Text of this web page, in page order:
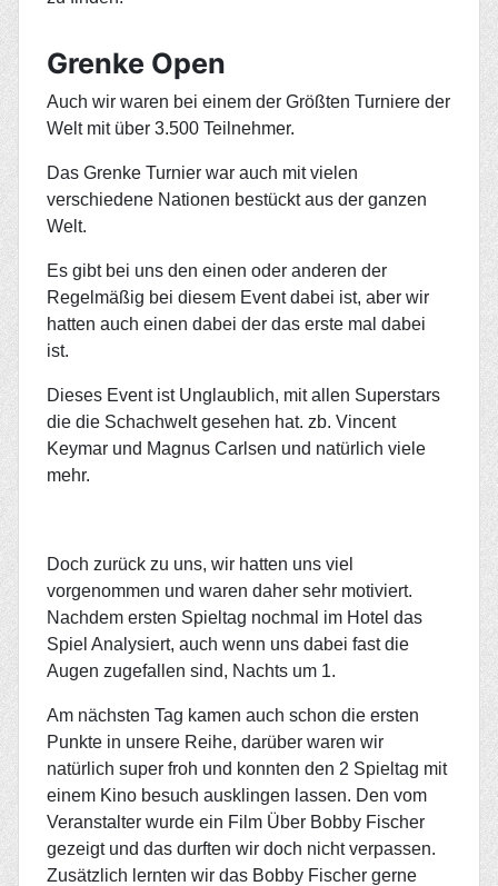
Grenke Open
Auch wir waren bei einem der Größten Turniere der
Welt mit über 3.500 Teilnehmer.
Das Grenke Turnier war auch mit vielen
verschiedene Nationen bestückt aus der ganzen
Welt.
Es gibt bei uns den einen oder anderen der
Regelmäßig bei diesem Event dabei ist, aber wir
hatten auch einen dabei der das erste mal dabei
ist.
Dieses Event ist Unglaublich, mit allen Superstars
die die Schachwelt gesehen hat. zb. Vincent
Keymar und Magnus Carlsen und natürlich viele
mehr.
Doch zurück zu uns, wir hatten uns viel
vorgenommen und waren daher sehr motiviert.
Nachdem ersten Spieltag nochmal im Hotel das
Spiel Analysiert, auch wenn uns dabei fast die
Augen zugefallen sind, Nachts um 1.
Am nächsten Tag kamen auch schon die ersten
Punkte in unsere Reihe, darüber waren wir
natürlich super froh und konnten den 2 Spieltag mit
einem Kino besuch ausklingen lassen. Den vom
Veranstalter wurde ein Film Über Bobby Fischer
gezeigt und das durften wir doch nicht verpassen.
Zusätzlich lernten wir das Bobby Fischer gerne